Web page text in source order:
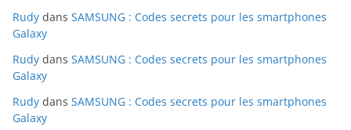
Rudy dans SAMSUNG : Codes secrets pour les smartphones
Galaxy
Rudy dans SAMSUNG : Codes secrets pour les smartphones
Galaxy
Rudy dans SAMSUNG : Codes secrets pour les smartphones
Galaxy